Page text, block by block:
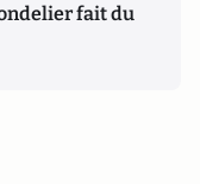
fait du